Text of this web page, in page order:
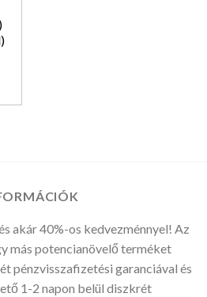
akár 40%-os kedvezménnyel! Az
más potencianövelő terméket
pénzvisszafizetési garanciával és
1-2 napon belül diszkrét